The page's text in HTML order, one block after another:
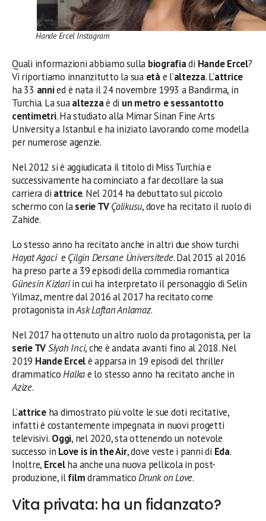
Hande Ercel Instagram
Quali informazioni abbiamo sulla biografiadi Hande Ercel?
Vi riportiamo innanzitutto la sua etàe l’altezza. L’attrice
ha 33 annied è nata il 24 novembre 1993 a Bandirma, in
Turchia. La suaaltezzaè di un metro e sessantotto
centimetri. Ha studiato alla Mimar Sinan Fine Arts
University a Istanbul e ha iniziato lavorando come modella
per numerose agenzie.
Nel 2012 si è aggiudicata il titolo di Miss Turchia e
successivamente ha cominciato a far decollare la sua
carriera di attrice. Nel 2014 ha debuttato sul piccolo
schermo con laserie TVÇalikusu, dove ha recitato il ruolo di
Zahide.
Lo stesso anno ha recitato anche in altri due show turchi
Hayat Agaci e Çilgin Dersane Üniversitede. Dal 2015 al 2016
ha preso parte a 39 episodi della commedia romantica
Günesin Kizlariin cui ha interpretato il personaggio di Selin
Yilmaz, mentre dal 2016 al 2017 ha recitato come
protagonista inAsk Laftan Anlamaz.
Nel 2017 ha ottenuto un altro ruolo da protagonista, per la
serie TVSiyah Inci, che è andata avanti fino al 2018. Nel
2019 Hande Ercelè apparsa in 19 episodi del thriller
drammaticoHalkae lo stesso anno ha recitato anche in
Azize.
L’attriceha dimostrato più volte le sue doti recitative,
infatti è costantemente impegnata in nuovi progetti
televisivi. Oggi, nel 2020, sta ottenendo un notevole
successo in Love is in the Air, dove veste i panni di Eda.
Inoltre, Ercelha anche una nuova pellicola in post-
produzione, ilfilmdrammaticoDrunk on Love.
Vita privata: ha un fidanzato?